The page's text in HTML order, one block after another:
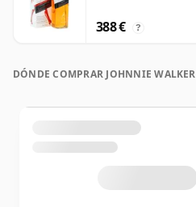
388 € ?
DÓNDE COMPRAR JOHNNIE WALKER